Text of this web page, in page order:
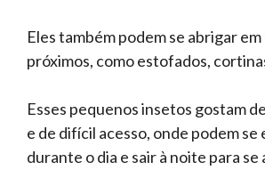
Eles também podem se abrigar
próximos, como estofados,
Esses pequenos insetos gostam
e de difícil acesso, onde podem se
durante o dia e sair à noite para se